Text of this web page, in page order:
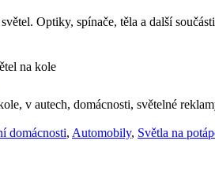
Optiky, spínače, těla a další
na kole
v autech, domácnosti, světelné
domácnosti, Automobily, Světla na